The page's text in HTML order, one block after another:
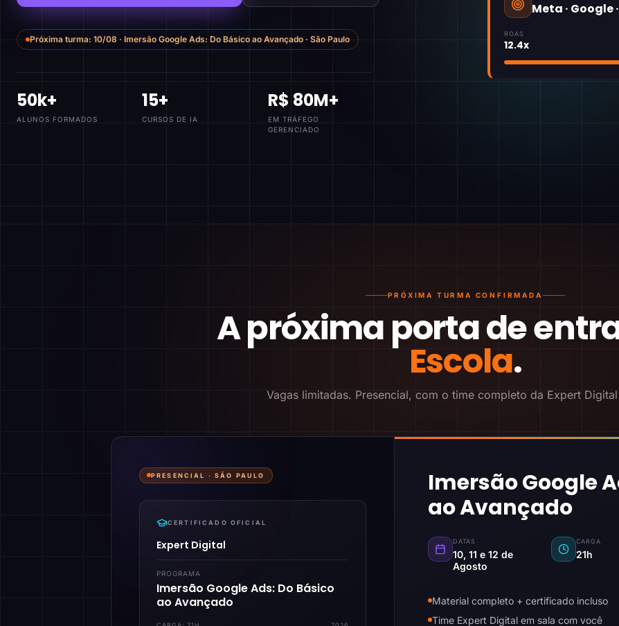
Próxima turma: 10/08 · Imersão Google Ads: Do Básico ao Avançado · São Paulo
50k+
ALUNOS FORMADOS
15+
CURSOS DE IA
R$ 80M+
EM TRÁFEGO
GERENCIADO
Meta · Google
ROAS
12.4x
PRÓXIMA TURMA CONFIRMADA
A próxima porta de
Escola.
Vagas limitadas. Presencial, com o time completo da Expert
PRESENCIAL ·SÃO PAULO
CERTIFICADO OFICIAL
Expert Digital
PROGRAMA
Imersão Google Ads: Do Básico
ao Avançado
Imersão Google
ao Avançado
DATAS
10, 11 e 12 de
Agosto
CARGA
21h
Material completo + certificado incluso
Time Expert Digital em sala com você